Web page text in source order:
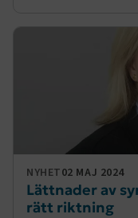
NYHET02 MAJ 2024
Lättnader av
rätt riktning